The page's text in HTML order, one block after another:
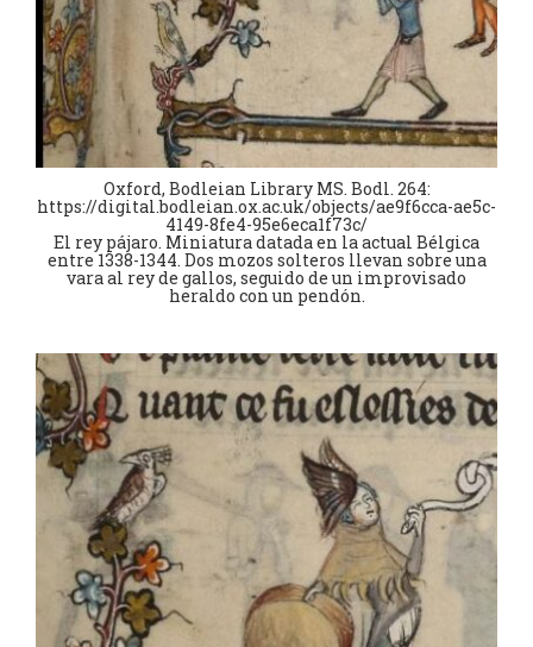
Oxford, Bodleian Library MS. Bodl. 264:
https://digital.bodleian.ox.ac.uk/objects/ae9f6cca-ae5c-
4149-8fe4-95e6eca1f73c/
El rey pájaro. Miniatura datada en la actual Bélgica
entre 1338-1344. Dos mozos solteros llevan sobre una
vara al rey de gallos, seguido de un improvisado
heraldo con un pendón.